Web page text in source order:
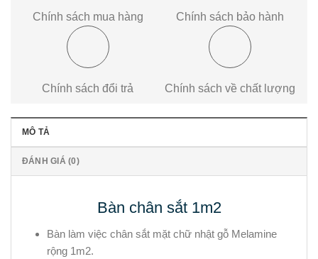
Chính sách mua hàng Chính sách bảo hành
Chính sách đổi trả Chính sách về chất lượng
MÔ TẢ
ĐÁNH GIÁ (0)
Bàn chân sắt 1m2
Bàn làm việc chân sắt mặt chữ nhật gỗ Melamine
rộng 1m2.